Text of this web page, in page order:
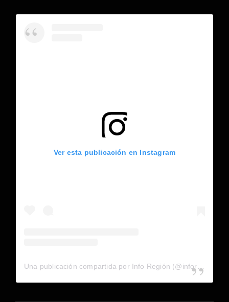
Ver esta publicación en Instagram